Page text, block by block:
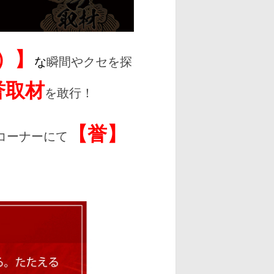
】 な瞬間やクセを探
取材を敢行！
ーナーにて 【誉】